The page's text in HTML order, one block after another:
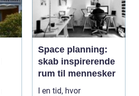
Space planning:
skab inspirerende
rum til mennesker
I en tid, hvor